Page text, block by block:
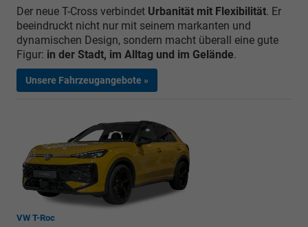
Der neue T-Cross verbindet Urbanität mit Flexibilität. Er
beeindruckt nicht nur mit seinem markanten und
dynamischen Design, sondern macht überall eine gute
Figur: in der Stadt, im Alltag und im Gelände.
Unsere Fahrzeugangebote »
VW T-Roc